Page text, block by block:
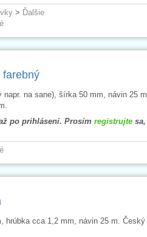
> Ďalšie
farebný
napr. na sane), šírka 50 mm, návin 25 m.
po prihlásení. Prosím registrujtesa,
hrúbka cca 1,2 mm, návin 25 m. Český